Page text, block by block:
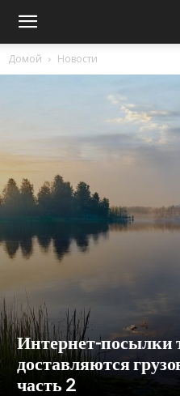
Домой Новости
Интернет-посылки
доставляются
часть 2